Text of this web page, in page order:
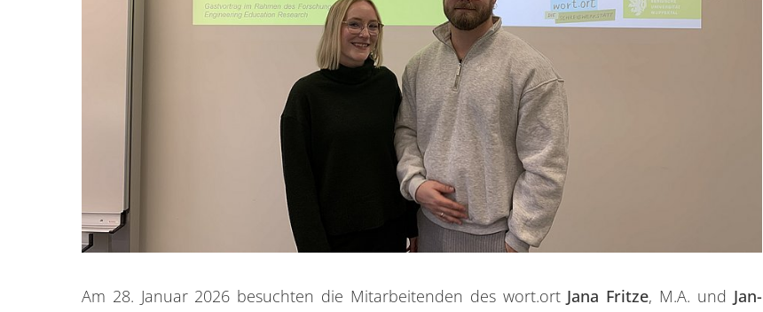
Am 28. Januar 2026 besuchten die Mitarbeitenden des wort.ort Jana Fritze, M.A. und Jan-